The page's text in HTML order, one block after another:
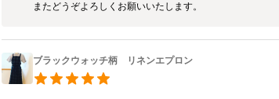
またどうぞよろしくお願いいたします。
ブラックウォッチ柄 リネンエプロン